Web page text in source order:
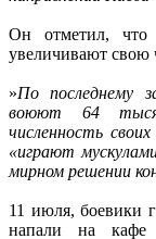
Он отметил, что
увеличивают свою
»По последнему
воюют 64
численность
«играют
мирном решении
11 июля, боевики
напали на кафе